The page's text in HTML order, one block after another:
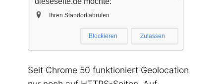
Seit Chrome 50 funktioniert Geolocation